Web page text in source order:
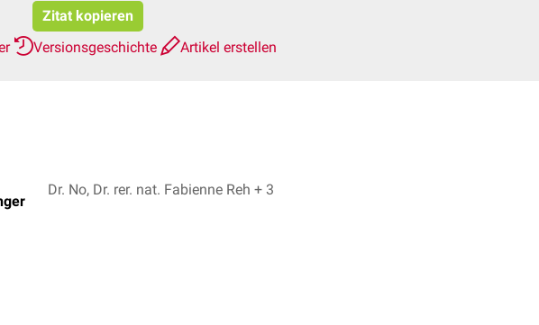
Zitat kopieren
Versionsgeschichte
Artikel erstellen
Dr. No, Dr. rer. nat. Fabienne Reh + 3